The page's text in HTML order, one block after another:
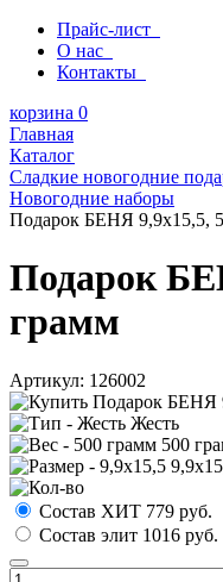
Прайс-лист
О нас
Контакты
корзина 0
Главная
Каталог
Сладкие новогодние
Новогодние наборы
Подарок БЕНЯ 9,9х15,5,
Подарок
грамм
Артикул: 126002
Жесть
500
Состав ХИТ 779 руб.
Состав элит 1016 руб.